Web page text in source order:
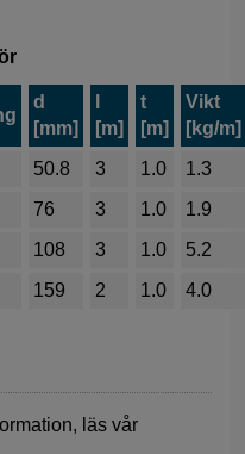
d
[mm]
[m]
t
[m]
Vikt
[kg/m]
50.8 3 1.0
1.3
76 3 1.0
1.9
108 3 1.0
5.2
159 2 1.0 4.0
läs vår